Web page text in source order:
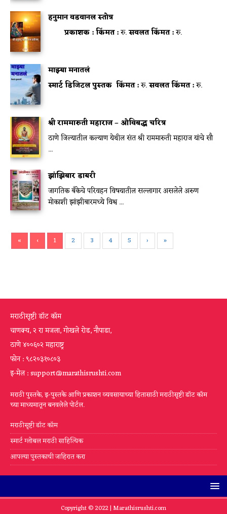
हनुमान वडवानल स्तोत्र
प्रकाशक :किंमत :रु.सवलत किंमत :रु.
माझ्या मनातलं
स्मार्ट डिजिटल पुस्तक किंमत :रु.सवलत किंमत :रु.
श्री राममारुती महाराज – ओविबद्ध चरित्र
ठाणे जिल्यातील कल्याण येथील संत श्री राममारुती महाराज यांचे सौ
...
झांझिबार डायरी
जागतिक बॅंकेचे परिवहन विषयातील सल्लागार असलेले अरुण
मोकाशी झांझीबारमध्ये विश्व ...
« ‹ 1 2 3 4 5 › »
मराठीसृष्टी डॉट कॉम
चाणक्य, २ रा मजला, गोखले रोड, नौपाडा,
ठाणे ४००६०२ महाराष्ट्र
फोन : ९८२०३१०८०३
इ-मेल : support@marathisrushti.com
मराठी पुस्तके, इ-पुस्तके आणि प्रकाशन व्यवसायाच्या हितासाठी मराठीसृष्टी डॉट कॉम
च्या माध्यमातून बनवलेले पोर्टल.
मराठीसृष्टी डॉट कॉम
स्मार्ट ग्लोबल मराठी साहित्यिक
आपल्या पुस्तकाची जाहिरात करा
Copyright © 2022 |Marathisrushti.com